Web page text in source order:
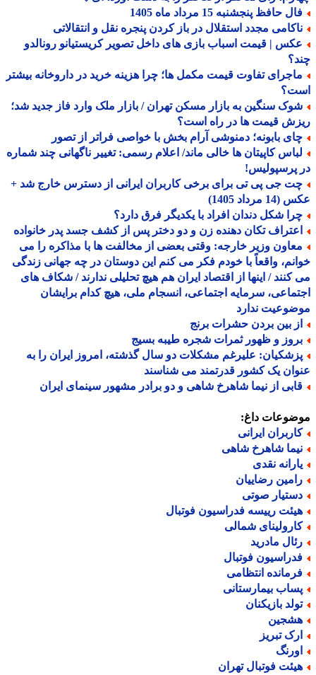
حافظ پنجشنبه 15 مرداد ماه 1405
مجدد استقلال در باز کردن پنجره نقل و انتقالاتی
| قیمت اسباب بازی های داخل تصویر کریستیانو رونالدو
تفاوت قیمت مکمل ها؛ چرا هزینه خرید در داروخانه بیشتر
سنگین به بازار مسکن تهران / بازار ملک وارد فاز جدید شد؛
قیمت ها در راه است؟
بابونه؛ دمنوشی آرام بخش با خواصی فراتر از تصور
کاپیتان ها خالی ماند/ اعلام رسمی: تغییر ناگهانی چند شماره
پرسپولیس!
جی پی تی برای برخی کاربران ایرانی از دسترس خارج شد +
مرداد 1405)
شکل دندان افراد با یکدیگر فرق دارد؟
تکان دهنده زن و دو دختر پس از کشف جسد پدر خانواده
وزیر خارجه: وقتی بعضی از مخالفت ها با مذاکره را می
واقعاً با خودم فکر می کنم این دوستان در چه جهانی زندگی
/ اینها از اقتصاد ایران هم هیچ تحلیلی ندارند / شکاف های
سرمایه اجتماعی، انسجام ملی، هیچ کدام برایشان
ندارد
بین بردن حشرات برنج
و ظهور ثمرات شجره طیبه بسیج
علیرغم مشکلات دو سال گذشته، امروز ایران را به
یک کشور قدرتمند می شناسند
از نیما شاهرخ شاهی و دو برادر مشهور سینمای ایران
داغ:
ایرانی
شاهرخ شاهی
نقدی
رضاییان
صوتی
رییسه فدراسیون فوتبال
شمالی
مادرید
فوتبال
انتظامی
بیمارستانی
بازیکنان
تبریز
فوتبال تهران